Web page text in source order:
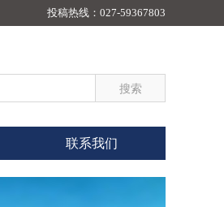
投稿热线： 027-59367803
联系我们